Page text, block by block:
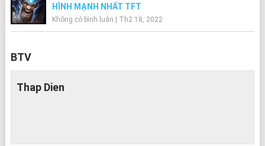
HÌNH MẠNH NHẤT TFT
Không có bình luận Th2 18, 2022
BTV
Thap Dien